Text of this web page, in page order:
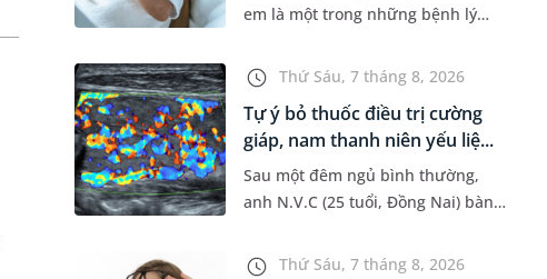
em là một trong những bệnh lý
bùng phát vào thời điểm giao mùa.
Khi những tổn thương ban đầ...
Thứ Sáu, 7 tháng 8, 2026
Tự ý bỏ thuốc điều trị cường
giáp, nam thanh niên yếu liệ...
Sau một đêm ngủ bình thường,
anh N.V.C (25 tuổi, Đồng Nai) bàng
không thể vận động đi lại được. Kết
Thứ Sáu, 7 tháng 8, 2026